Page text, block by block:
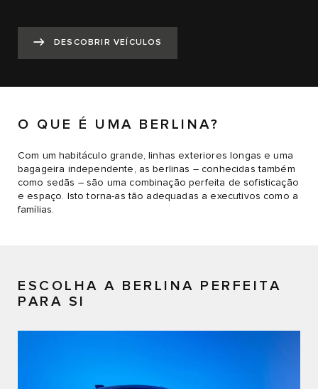
DESCOBRIR VEÍCULOS
O QUE É UMA BERLINA?
Com um habitáculo grande, linhas exteriores longas e uma
bagageira independente, as berlinas – conhecidas também
como sedãs – são uma combinação perfeita de sofisticação
e espaço. Isto torna-as tão adequadas a executivos como a
famílias.
ESCOLHA A BERLINA PERFEITA
PARA SI